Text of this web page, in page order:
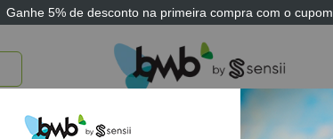
Ganhe 5% de desconto na primeira compra com o cupom
BRINQUEDOS E JOGOS ARK THERAPEUTIC SENSII